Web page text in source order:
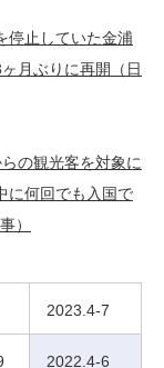
停止していた金浦
月ぶりに再開（日
の観光客を対象に
何回でも入国で
）
2023.4-7
2022.4-6